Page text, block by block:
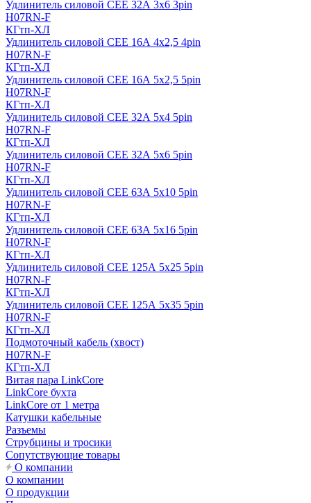
Удлинитель силовой CEE 32А 3х6 3pin
H07RN-F
КГтп-ХЛ
Удлинитель силовой CEE 16А 4х2,5 4pin
H07RN-F
КГтп-ХЛ
Удлинитель силовой CEE 16А 5x2,5 5pin
H07RN-F
КГтп-ХЛ
Удлинитель силовой CEE 32А 5x4 5pin
H07RN-F
КГтп-ХЛ
Удлинитель силовой CEE 32А 5x6 5pin
H07RN-F
КГтп-ХЛ
Удлинитель силовой CEE 63А 5x10 5pin
H07RN-F
КГтп-ХЛ
Удлинитель силовой CEE 63А 5x16 5pin
H07RN-F
КГтп-ХЛ
Удлинитель силовой CEE 125А 5x25 5pin
H07RN-F
КГтп-ХЛ
Удлинитель силовой CEE 125А 5x35 5pin
H07RN-F
КГтп-ХЛ
Подмоточный кабель (хвост)
H07RN-F
КГтп-ХЛ
Витая пара LinkCore
LinkCore бухта
LinkCore от 1 метра
Катушки кабельные
Разъемы
Струбцины и тросики
Сопутствующие товары
О компании
О компании
О продукции